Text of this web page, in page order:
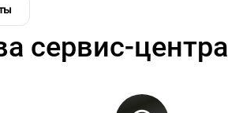
сервис-центра